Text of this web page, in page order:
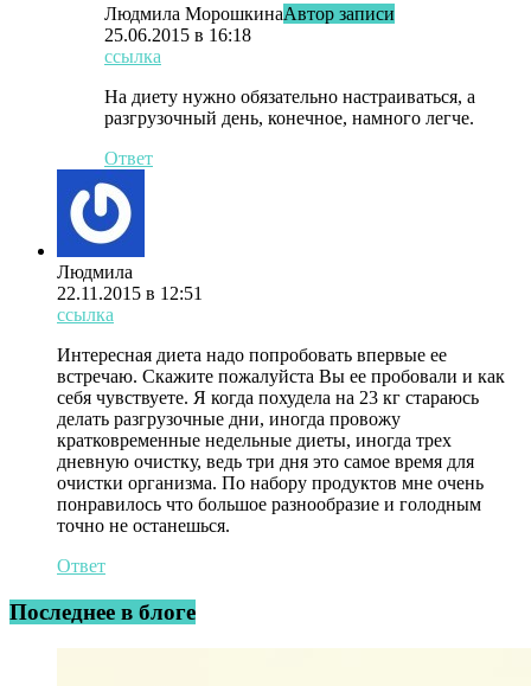
Людмила МорошкинаАвтор записи
25.06.2015 в 16:18
ссылка
На диету нужно обязательно настраиваться, а
разгрузочный день, конечное, намного легче.
Ответ
Людмила
22.11.2015 в 12:51
ссылка
Интересная диета надо попробовать впервые ее
встречаю. Скажите пожалуйста Вы ее пробовали и как
себя чувствуете. Я когда похудела на 23 кг стараюсь
делать разгрузочные дни, иногда провожу
кратковременные недельные диеты, иногда трех
дневную очистку, ведь три дня это самое время для
очистки организма. По набору продуктов мне очень
понравилось что большое разнообразие и голодным
точно не останешься.
Ответ
Последнее в блоге